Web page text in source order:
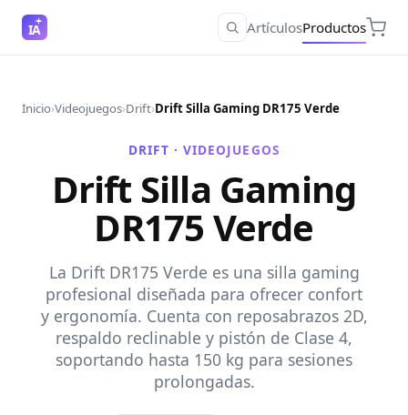
IA ArtículosProductos
Inicio›Videojuegos›Drift›Drift Silla Gaming DR175 Verde
DRIFT · VIDEOJUEGOS
Drift Silla Gaming
DR175 Verde
La Drift DR175 Verde es una silla gaming
profesional diseñada para ofrecer confort
y ergonomía. Cuenta con reposabrazos 2D,
respaldo reclinable y pistón de Clase 4,
soportando hasta 150 kg para sesiones
prolongadas.